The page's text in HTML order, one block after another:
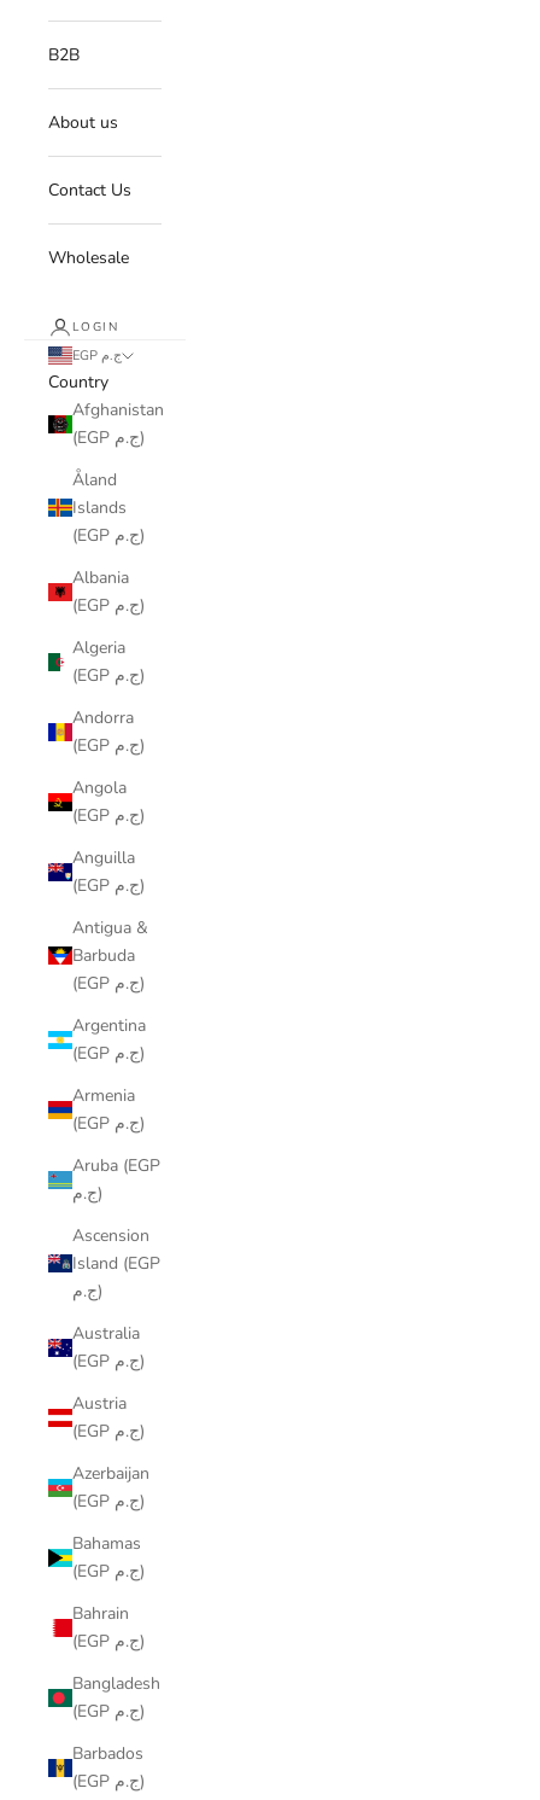
B2B
About us
Contact Us
Wholesale
LOGIN
EGP ج.م
Country
Afghanistan
(EGP ج.م)
Åland
Islands
(EGP ج.م)
Albania
(EGP ج.م)
Algeria
(EGP ج.م)
Andorra
(EGP ج.م)
Angola
(EGP ج.م)
Anguilla
(EGP ج.م)
Antigua &
Barbuda
(EGP ج.م)
Argentina
(EGP ج.م)
Armenia
(EGP ج.م)
Aruba (EGP
ج.م)
Ascension
Island (EGP
ج.م)
Australia
(EGP ج.م)
Austria
(EGP ج.م)
Azerbaijan
(EGP ج.م)
Bahamas
(EGP ج.م)
Bahrain
(EGP ج.م)
Bangladesh
(EGP ج.م)
Barbados
(EGP ج.م)